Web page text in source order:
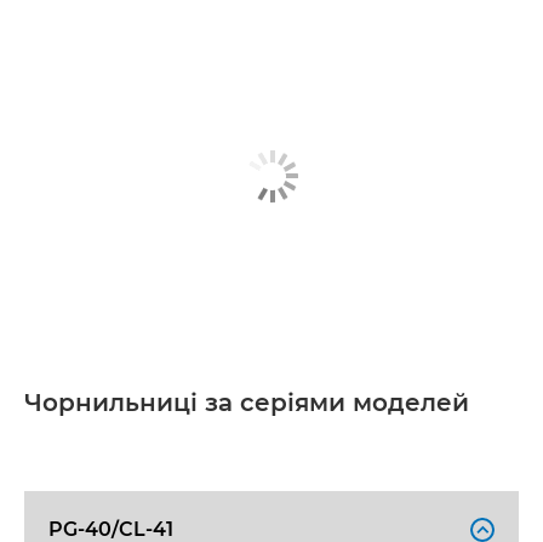
Чорнильниці за серіями моделей
PG-40/CL-41 